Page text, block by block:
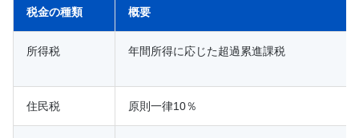
税金の種類 概要
所得税 年間所得に応じた超過累進課税
住民税 原則一律10％